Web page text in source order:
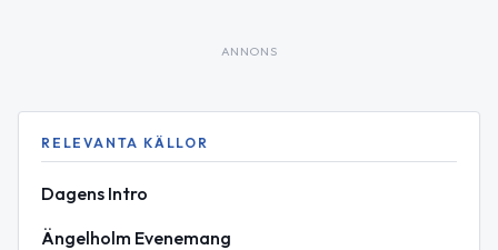
ANNONS
RELEVANTA KÄLLOR
Dagens Intro
Ängelholm Evenemang